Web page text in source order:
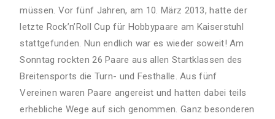
müssen. Vor fünf Jahren, am 10. März 2013, hatte der
letzte Rock’n’Roll Cup für Hobbypaare am Kaiserstuhl
stattgefunden. Nun endlich war es wieder soweit! Am
Sonntag rockten 26 Paare aus allen Startklassen des
Breitensports die Turn- und Festhalle. Aus fünf
Vereinen waren Paare angereist und hatten dabei teils
erhebliche Wege auf sich genommen. Ganz besonderen